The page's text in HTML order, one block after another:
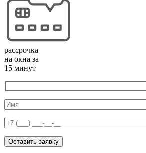
рассрочка
на окна за
15 минут
Оставить заявку